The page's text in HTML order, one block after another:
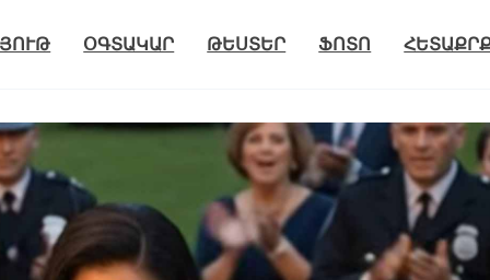
ՕԳՏԱԿԱՐ ԹԵՍՏԵՐ ՖՈՏՈ